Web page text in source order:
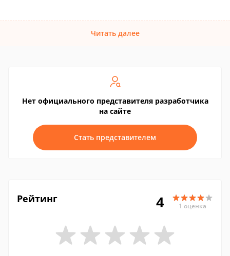
Читать далее
Нет официального представителя разработчика
на сайте
Стать представителем
Рейтинг 4 1 оценка